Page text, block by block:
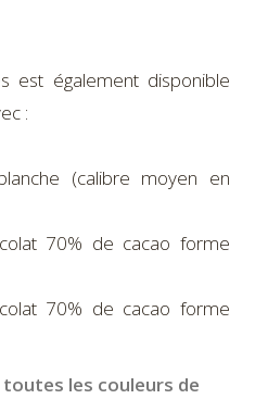
est également disponible
:
(calibre moyen en
70% de cacao forme
70% de cacao forme
les couleurs de